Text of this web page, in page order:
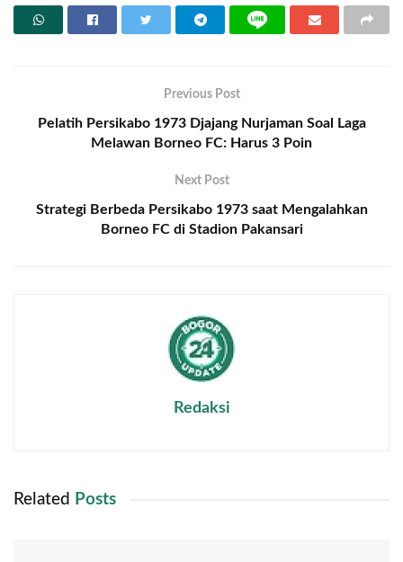
Previous Post
Pelatih Persikabo 1973 Djajang Nurjaman Soal Laga
Melawan Borneo FC: Harus 3 Poin
Next Post
Strategi Berbeda Persikabo 1973 saat Mengalahkan
Borneo FC di Stadion Pakansari
Redaksi
Related Posts